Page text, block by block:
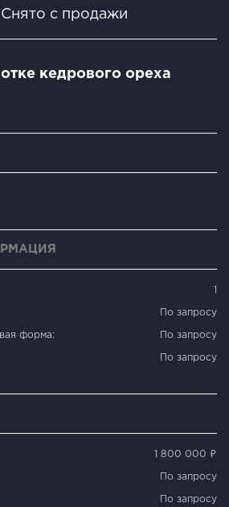
Снято с продажи
кедрового ореха
1
По запросу
форма: По запросу
По запросу
1 800 000 ₽
По запросу
По запросу